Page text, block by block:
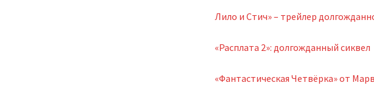
Лило и Стич» – трейлер
«Расплата 2»: долгожданный сиквел
«Фантастическая Четвёрка» от